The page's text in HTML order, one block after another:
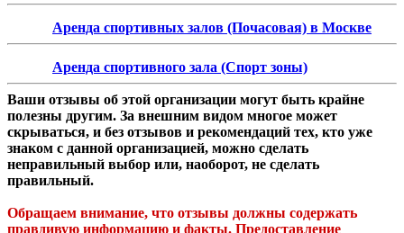
Аренда спортивных залов (Почасовая) в Москве
Аренда спортивного зала (Спорт зоны)
Ваши отзывы об этой организации могут быть крайне
полезны другим. За внешним видом многое может
скрываться, и без отзывов и рекомендаций тех, кто уже
знаком с данной организацией, можно сделать
неправильный выбор или, наоборот, не сделать
правильный.
Обращаем внимание, что отзывы должны содержать
правдивую информацию и факты. Предоставление